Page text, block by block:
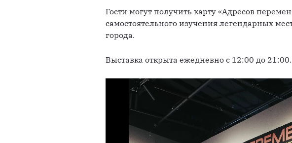
Гости могут получить карту «Адресов
самостоятельного изучения легендарных
города.
Выставка открыта ежедневно с 12:00 до 21:00.